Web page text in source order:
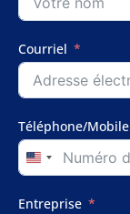
Courriel
Téléphone/Mobile
United
States
+1
Entreprise